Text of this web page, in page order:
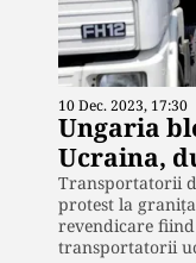
10 Dec. 2023, 17:30
Ungaria
Ucraina,
Transportatorii
protest la
revendicare
transportatorii